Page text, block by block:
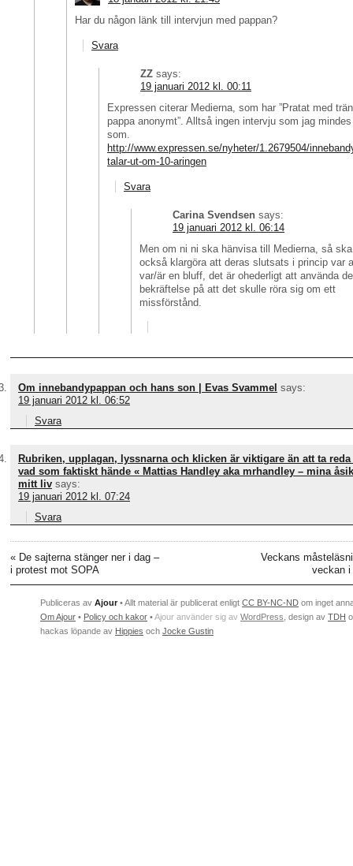
Har du någon länk till intervjun med pappan?
Svara
ZZ says:
19 januari 2012 kl. 00:11
Expressen citerar Medierna, som har ”Pratat med
pappa anonymt”. Alltså ingen intervju som jag
som.
http://www.expressen.se/nyheter/1.2679504/
talar-ut-om-10-aringen
Svara
Carina Svendsen says:
19 januari 2012 kl. 06:14
Men om ni ni ska hänvisa till Medierna, så
också klargöra att deras slutsats i princip var
var/är en bluff, det är ohederligt att använda
bekräftelse på att det skulle röra sig om ett
missförstånd.
Om innebandypappan och hans son | Evas Svammel says:
19 januari 2012 kl. 06:52
Svara
Rubriken, upplagan, lyssnarna och klicken är viktigare än att ta reda
vad som faktiskt hände « Mattias Handley aka mrhandley – mina
mitt liv says:
19 januari 2012 kl. 07:24
Svara
« De sajterna stänger ner i dag –
i protest mot SOPA
Veckans
veckan i
Publiceras av Ajour • Allt material är publicerat enligt CC BY-NC-ND om inget
Om Ajour • Policy och kakor •Ajour använder sig av WordPress , design av TDH
hackas löpande av Hippies och Jocke Gustin